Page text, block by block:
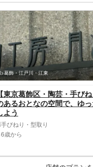
葛飾・江戸川・江東
【東京葛飾区・陶芸・手び
あるおとなの空間で、ゆ
よう
手びねり・型取り
6歳から